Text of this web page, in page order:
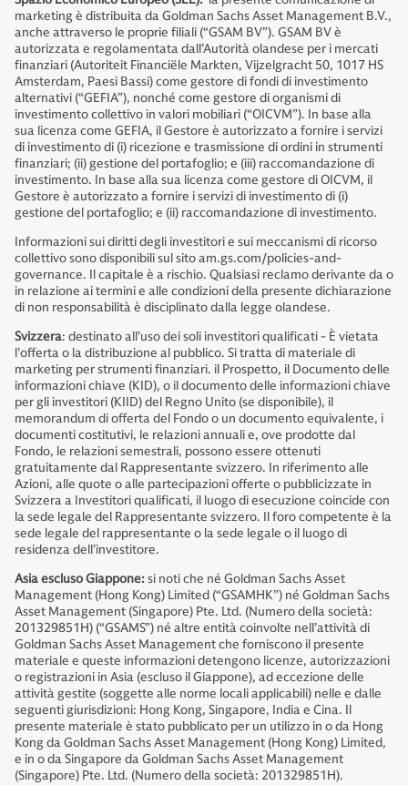
marketing è distribuita da Goldman Sachs Asset Management B.V.,
anche attraverso le proprie filiali (“GSAM BV”). GSAM BV è
autorizzata e regolamentata dall’Autorità olandese per i mercati
finanziari (Autoriteit Financiële Markten, Vijzelgracht 50, 1017 HS
Amsterdam, Paesi Bassi) come gestore di fondi di investimento
alternativi (“GEFIA”), nonché come gestore di organismi di
investimento collettivo in valori mobiliari (“OICVM”). In base alla
sua licenza come GEFIA, il Gestore è autorizzato a fornire i servizi
di investimento di (i) ricezione e trasmissione di ordini in strumenti
finanziari; (ii) gestione del portafoglio; e (iii) raccomandazione di
investimento. In base alla sua licenza come gestore di OICVM, il
Gestore è autorizzato a fornire i servizi di investimento di (i)
gestione del portafoglio; e (ii) raccomandazione di investimento.
Informazioni sui diritti degli investitori e sui meccanismi di ricorso
collettivo sono disponibili sul sito am.gs.com/policies-and-
governance. Il capitale è a rischio. Qualsiasi reclamo derivante da o
in relazione ai termini e alle condizioni della presente dichiarazione
di non responsabilità è disciplinato dalla legge olandese.
Svizzera: destinato all’uso dei soli investitori qualificati - È vietata
l’offerta o la distribuzione al pubblico. Si tratta di materiale di
marketing per strumenti finanziari. il Prospetto, il Documento delle
informazioni chiave (KID), o il documento delle informazioni chiave
per gli investitori (KIID) del Regno Unito (se disponibile), il
memorandum di offerta del Fondo o un documento equivalente, i
documenti costitutivi, le relazioni annuali e, ove prodotte dal
Fondo, le relazioni semestrali, possono essere ottenuti
gratuitamente dal Rappresentante svizzero. In riferimento alle
Azioni, alle quote o alle partecipazioni offerte o pubblicizzate in
Svizzera a Investitori qualificati, il luogo di esecuzione coincide con
la sede legale del Rappresentante svizzero. Il foro competente è la
sede legale del rappresentante o la sede legale o il luogo di
residenza dell’investitore.
Asia escluso Giappone:si noti che né Goldman Sachs Asset
Management (Hong Kong) Limited (“GSAMHK”) né Goldman Sachs
Asset Management (Singapore) Pte. Ltd. (Numero della società:
201329851H) (“GSAMS”) né altre entità coinvolte nell’attività di
Goldman Sachs Asset Management che forniscono il presente
materiale e queste informazioni detengono licenze, autorizzazioni
o registrazioni in Asia (escluso il Giappone), ad eccezione delle
attività gestite (soggette alle norme locali applicabili) nelle e dalle
seguenti giurisdizioni: Hong Kong, Singapore, India e Cina. Il
presente materiale è stato pubblicato per un utilizzo in o da Hong
Kong da Goldman Sachs Asset Management (Hong Kong) Limited,
e in o da Singapore da Goldman Sachs Asset Management
(Singapore) Pte. Ltd. (Numero della società: 201329851H).